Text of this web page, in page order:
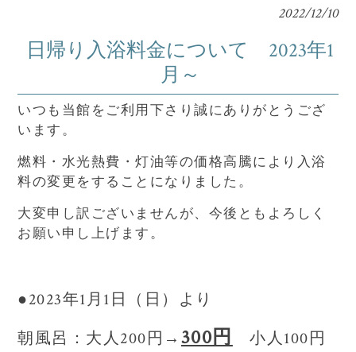
2022/12/10
日帰り入浴料金について 2023年1
月～
いつも当館をご利用下さり誠にありがとうござ
います。
燃料・水光熱費・灯油等の価格高騰により入浴
料の変更をすることになりました。
大変申し訳ございませんが、今後ともよろしく
お願い申し上げます。
●2023年1月1日（日）より
朝風呂：大人200円→ 300円
小人100円